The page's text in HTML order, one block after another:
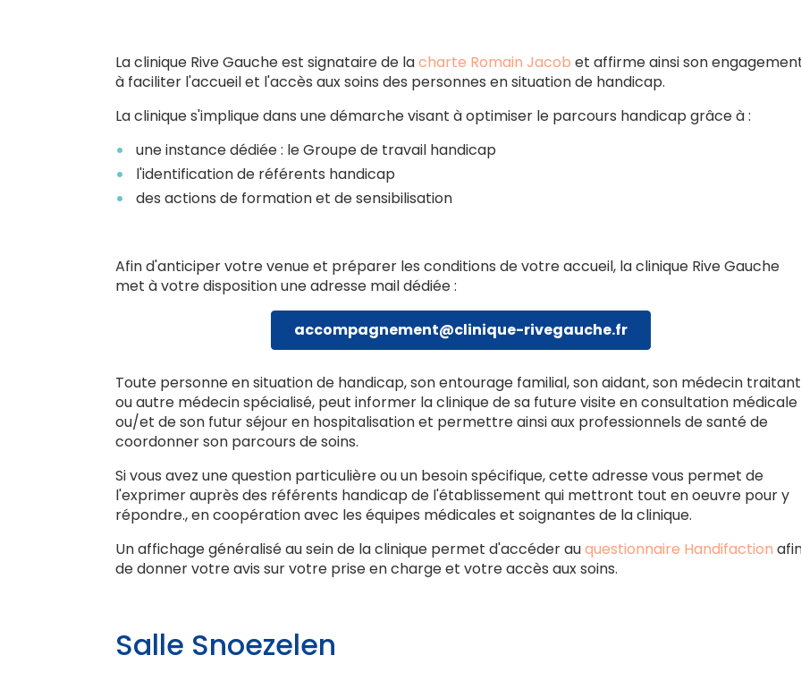
La clinique Rive Gauche est signataire de lacharte Romain Jacob et affirme ainsi son
à faciliter l'accueil et l'accès aux soins des personnes en situation de handicap.
La clinique s'implique dans une démarche visant à optimiser le parcours handicap grâce à :
une instance dédiée : le Groupe de travail handicap
l'identification de référents handicap
des actions de formation et de sensibilisation
Afin d'anticiper votre venue et préparer les conditions de votre accueil, la clinique Rive Gauche
met à votre disposition une adresse mail dédiée :
accompagnement@clinique-rivegauche.fr
Toute personne en situation de handicap, son entourage familial, son aidant, son médecin traitant
ou autre médecin spécialisé, peut informer la clinique de sa future visite en consultation médicale
ou/et de son futur séjour en hospitalisation et permettre ainsi aux professionnels de santé de
coordonner son parcours de soins.
Si vous avez une question particulière ou un besoin spécifique, cette adresse vous permet de
l'exprimer auprès des référents handicap de l'établissement qui mettront tout en oeuvre pour y
répondre., en coopération avec les équipes médicales et soignantes de la clinique.
Un affichage généralisé au sein de la clinique permet d'accéder auquestionnaire Handifaction
de donner votre avis sur votre prise en charge et votre accès aux soins.
Salle Snoezelen